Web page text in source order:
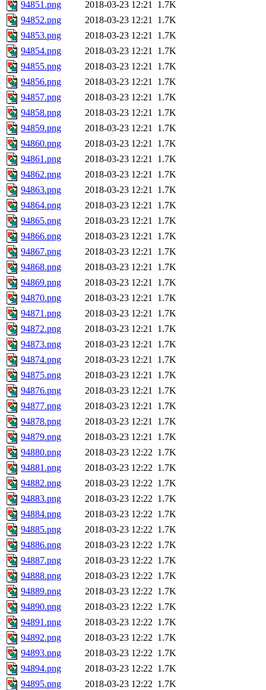
94851.png 2018-03-23 12:21 1.7K
94852.png
2018-03-23 12:21 1.7K
94853.png
2018-03-23 12:21 1.7K
94854.png
2018-03-23 12:21 1.7K
94855.png
2018-03-23 12:21 1.7K
94856.png
2018-03-23 12:21 1.7K
94857.png
2018-03-23 12:21 1.7K
94858.png
2018-03-23 12:21 1.7K
94859.png
2018-03-23 12:21 1.7K
94860.png
2018-03-23 12:21 1.7K
94861.png
2018-03-23 12:21 1.7K
94862.png
2018-03-23 12:21 1.7K
94863.png
2018-03-23 12:21 1.7K
94864.png
2018-03-23 12:21 1.7K
94865.png
2018-03-23 12:21 1.7K
94866.png
2018-03-23 12:21 1.7K
94867.png
2018-03-23 12:21 1.7K
94868.png
2018-03-23 12:21 1.7K
94869.png
2018-03-23 12:21 1.7K
94870.png
2018-03-23 12:21 1.7K
94871.png
2018-03-23 12:21 1.7K
94872.png
2018-03-23 12:21 1.7K
94873.png
2018-03-23 12:21 1.7K
94874.png
2018-03-23 12:21 1.7K
94875.png
2018-03-23 12:21 1.7K
94876.png
2018-03-23 12:21 1.7K
94877.png
2018-03-23 12:21 1.7K
94878.png
2018-03-23 12:21 1.7K
94879.png
2018-03-23 12:21 1.7K
94880.png
2018-03-23 12:22 1.7K
94881.png
2018-03-23 12:22 1.7K
94882.png
2018-03-23 12:22 1.7K
94883.png
2018-03-23 12:22 1.7K
94884.png
2018-03-23 12:22 1.7K
94885.png
2018-03-23 12:22 1.7K
94886.png
2018-03-23 12:22 1.7K
94887.png
2018-03-23 12:22 1.7K
94888.png
2018-03-23 12:22 1.7K
94889.png
2018-03-23 12:22 1.7K
94890.png
2018-03-23 12:22 1.7K
94891.png
2018-03-23 12:22 1.7K
94892.png
2018-03-23 12:22 1.7K
94893.png
2018-03-23 12:22 1.7K
94894.png
2018-03-23 12:22 1.7K
94895.png
2018-03-23 12:22 1.7K